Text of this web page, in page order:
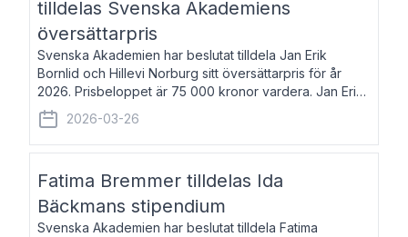
tilldelas Svenska Akademiens
översättarpris
Svenska Akademien har beslutat tilldela Jan Erik
Bornlid och Hillevi Norburg sitt översättarpris för år
2026. Prisbeloppet är 75 000 kronor vardera. Jan Erik
Bornlid, född 1947, är översättare från tyska. Han är
främst känd för sina översät
2026-03-26
Fatima Bremmer tilldelas Ida
Bäckmans stipendium
Svenska Akademien har beslutat tilldela Fatima